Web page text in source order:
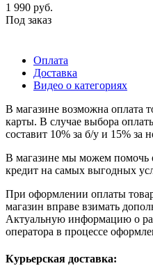
1 990 руб.
Под заказ
Оплата
Доставка
Видео о категориях
В магазине возможна оплата
карты. В случае выбора
составит 10% за б/у и 15% за
В магазине мы можем помочь
кредит на самых выгодных
При оформлении оплаты
магазин вправе взимать
Актуальную информацию о
оператора в процессе
Курьерская доставка: